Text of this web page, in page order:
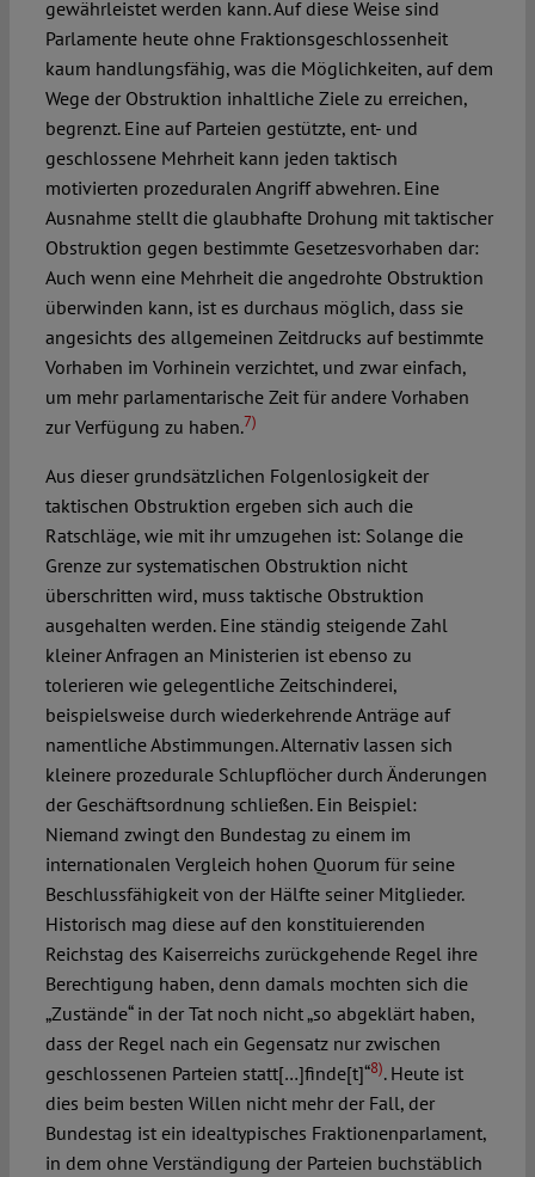
gewährleistet werden kann. Auf diese Weise sind
Parlamente heute ohne Fraktionsgeschlossenheit
kaum handlungsfähig, was die Möglichkeiten, auf dem
Wege der Obstruktion inhaltliche Ziele zu erreichen,
begrenzt. Eine auf Parteien gestützte, ent- und
geschlossene Mehrheit kann jeden taktisch
motivierten prozeduralen Angriff abwehren. Eine
Ausnahme stellt die glaubhafte Drohung mit taktischer
Obstruktion gegen bestimmte Gesetzesvorhaben dar:
Auch wenn eine Mehrheit die angedrohte Obstruktion
überwinden kann, ist es durchaus möglich, dass sie
angesichts des allgemeinen Zeitdrucks auf bestimmte
Vorhaben im Vorhinein verzichtet, und zwar einfach,
um mehr parlamentarische Zeit für andere Vorhaben
zur Verfügung zu haben.7)
Aus dieser grundsätzlichen Folgenlosigkeit der
taktischen Obstruktion ergeben sich auch die
Ratschläge, wie mit ihr umzugehen ist: Solange die
Grenze zur systematischen Obstruktion nicht
überschritten wird, muss taktische Obstruktion
ausgehalten werden. Eine ständig steigende Zahl
kleiner Anfragen an Ministerien ist ebenso zu
tolerieren wie gelegentliche Zeitschinderei,
beispielsweise durch wiederkehrende Anträge auf
namentliche Abstimmungen. Alternativ lassen sich
kleinere prozedurale Schlupflöcher durch Änderungen
der Geschäftsordnung schließen. Ein Beispiel:
Niemand zwingt den Bundestag zu einem im
internationalen Vergleich hohen Quorum für seine
Beschlussfähigkeit von der Hälfte seiner Mitglieder.
Historisch mag diese auf den konstituierenden
Reichstag des Kaiserreichs zurückgehende Regel ihre
Berechtigung haben, denn damals mochten sich die
„Zustände“ in der Tat noch nicht „so abgeklärt haben,
dass der Regel nach ein Gegensatz nur zwischen
geschlossenen Parteien statt[…]finde[t]“8). Heute ist
dies beim besten Willen nicht mehr der Fall, der
Bundestag ist ein idealtypisches Fraktionenparlament,
in dem ohne Verständigung der Parteien buchstäblich